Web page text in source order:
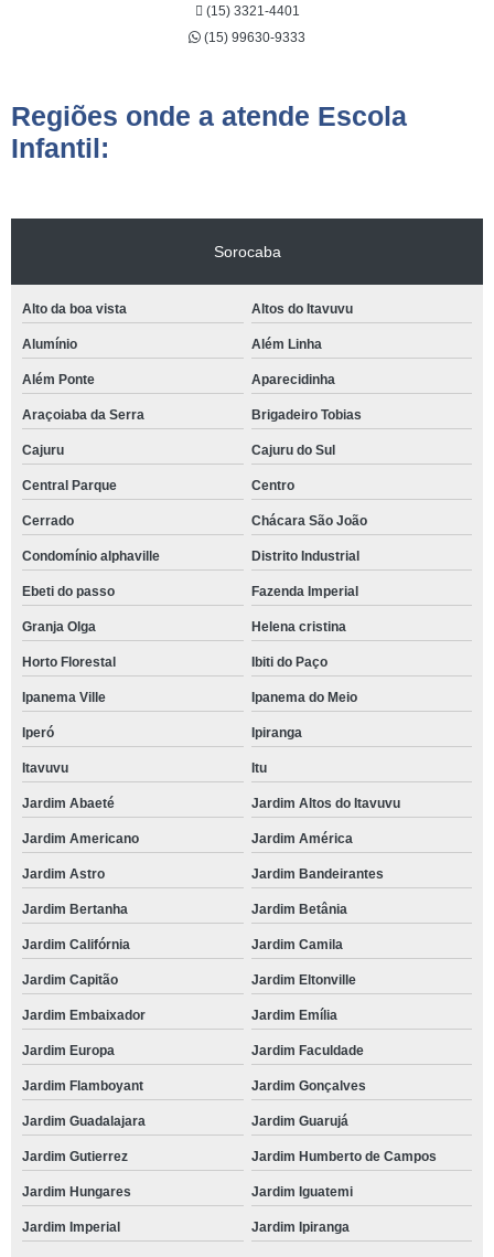
(15) 3321-4401
(15) 99630-9333
Regiões onde a atende Escola
Infantil:
Sorocaba
Alto da boa vista Altos do Itavuvu
Alumínio Além Linha
Além Ponte Aparecidinha
Araçoiaba da Serra Brigadeiro Tobias
Cajuru Cajuru do Sul
Central Parque Centro
Cerrado Chácara São João
Condomínio alphaville Distrito Industrial
Ebeti do passo Fazenda Imperial
Granja Olga Helena cristina
Horto Florestal Ibiti do Paço
Ipanema Ville Ipanema do Meio
Iperó Ipiranga
Itavuvu Itu
Jardim Abaeté Jardim Altos do Itavuvu
Jardim Americano Jardim América
Jardim Astro Jardim Bandeirantes
Jardim Bertanha Jardim Betânia
Jardim Califórnia Jardim Camila
Jardim Capitão Jardim Eltonville
Jardim Embaixador Jardim Emília
Jardim Europa Jardim Faculdade
Jardim Flamboyant Jardim Gonçalves
Jardim Guadalajara Jardim Guarujá
Jardim Gutierrez Jardim Humberto de Campos
Jardim Hungares Jardim Iguatemi
Jardim Imperial Jardim Ipiranga